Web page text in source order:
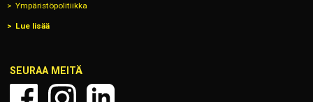
Ympäristöpolitiikka
Lue lisää
SEURAA MEITÄ